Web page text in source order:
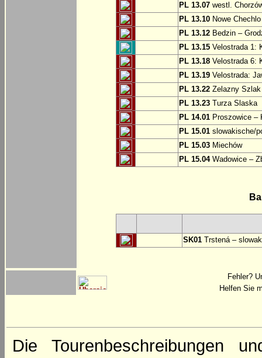
PL 13.07 westl.
PL 13.10 Nowe
PL 13.12 Bedzin –
PL 13.15 Velostrada 1:
PL 13.18 Velostrada 6:
PL 13.19 Velostrada:
PL 13.22 Zelazny Szlak
PL 13.23 Turza Slaska
PL 14.01 Proszowice –
PL 15.01 slowakische/
PL 15.03 Miechów
PL 15.04Wadowice –
SK01 Trstená –
Fehler?
Helfen Sie
Die Tourenbeschreibungen